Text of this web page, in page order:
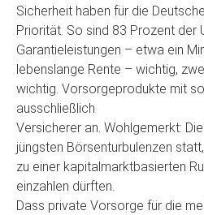
Sicherheit haben für die
Priorität. So sind 83 Prozent der
Garantieleistungen – etwa ein
lebenslange Rente – wichtig,
wichtig. Vorsorgeprodukte mit
ausschließlich
Versicherer an. Wohlgemerkt:
jüngsten Börsenturbulenzen
zu einer kapitalmarktbasierten
einzahlen dürften.
Dass private Vorsorge für die